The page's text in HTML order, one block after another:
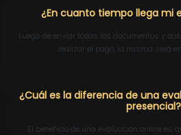
¿En cuanto tiempo llega mi
Luego de enviar todos los documentos y
realizar el pago, la misma será
¿Cuál es la diferencia de una
presencial?
El beneficio de una evaluación online es